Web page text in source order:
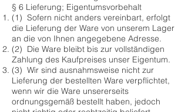
§ 6 Lieferung; Eigentumsvorbehalt
(1) Sofern nicht anders vereinbart, erfolgt
die Lieferung der Ware von unserem Lager
an die von Ihnen angegebene Adresse.
(2) Die Ware bleibt bis zur vollständigen
Zahlung des Kaufpreises unser Eigentum.
(3) Wir sind ausnahmsweise nicht zur
Lieferung der bestellten Ware verpflichtet,
wenn wir die Ware unsererseits
ordnungsgemäß bestellt haben, jedoch